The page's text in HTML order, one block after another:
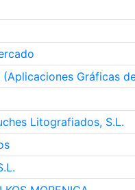
(Aplicaciones Gráficas
Litografiados, S.L.